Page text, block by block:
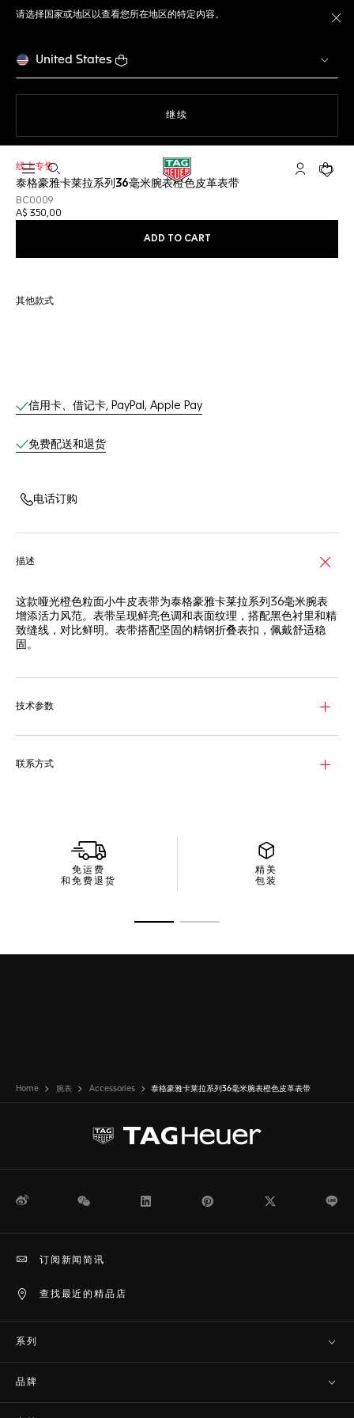
请选择国家或地区以查看您所在地区的特定内容。
United States
继续
打开搜索 My TAG您的
线上专售
泰格豪雅卡莱拉系列36毫米腕表橙色皮革表带
BC0009
A$ 350,00
ADD TO CART
其他款式
线上服务
信用卡、借记卡, PayPal, Apple Pay
免费配送和退货
电话订购
描述
这款哑光橙色粒面小牛皮表带为泰格豪雅卡莱拉系列36毫米腕表
增添活力风范。表带呈现鲜亮色调和表面纹理，搭配黑色衬里和精
致缝线，对比鲜明。表带搭配坚固的精钢折叠表扣，佩戴舒适稳
固。
技术参数
联系方式
免运费
和免费退货
精美
包装
Home 腕表 Accessories 泰格豪雅卡莱拉系列36毫米腕表橙色皮革表带
微博 WeChat Pinterest
查找最近的精品店
订阅新闻简讯
系列
品牌